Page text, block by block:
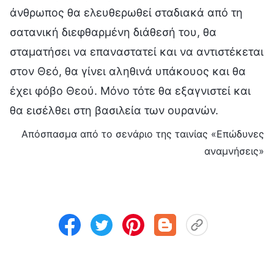
άνθρωπος θα ελευθερωθεί σταδιακά από τη
σατανική διεφθαρμένη διάθεσή του, θα
σταματήσει να επαναστατεί και να αντιστέκεται
στον Θεό, θα γίνει αληθινά υπάκουος και θα
έχει φόβο Θεού. Μόνο τότε θα εξαγνιστεί και
θα εισέλθει στη βασιλεία των ουρανών.
Απόσπασμα από το σενάριο της ταινίας «Επώδυνες
αναμνήσεις»